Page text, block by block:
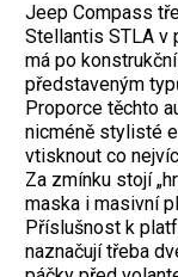
Jeep Compass
Stellantis STLA v
má po
představeným
Proporce těchto
nicméně stylisté
vtisknout co
Za zmínku stojí
maska i masivní
Příslušnost k
naznačují třeba